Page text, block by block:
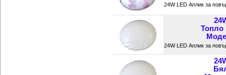
24W LED Аплик за
Топло
24W LED Аплик за